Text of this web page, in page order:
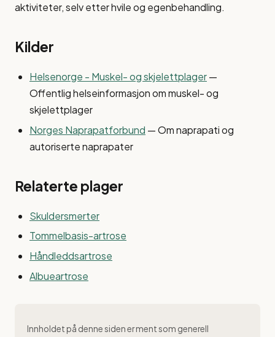
aktiviteter, selv etter hvile og egenbehandling.
Kilder
Helsenorge - Muskel- og skjelettplager—
Offentlig helseinformasjon om muskel- og
skjelettplager
Norges Naprapatforbund — Om naprapati og
autoriserte naprapater
Relaterte plager
Skuldersmerter
Tommelbasis-artrose
Håndleddsartrose
Albueartrose
Innholdet på denne siden er ment som generell